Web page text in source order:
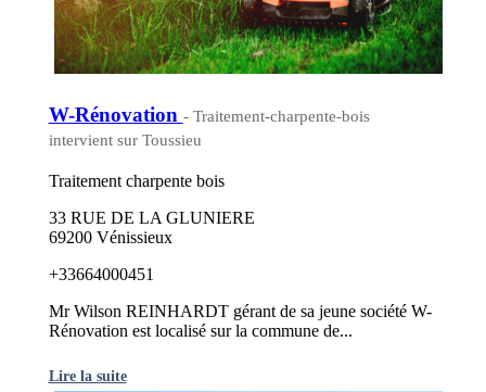
W-Rénovation - Traitement-charpente-bois
intervient sur Toussieu
Traitement charpente bois
33 RUE DE LA GLUNIERE
69200 Vénissieux
+33664000451
Mr Wilson REINHARDT gérant de sa jeune société W-
Rénovation est localisé sur la commune de...
Lire la suite